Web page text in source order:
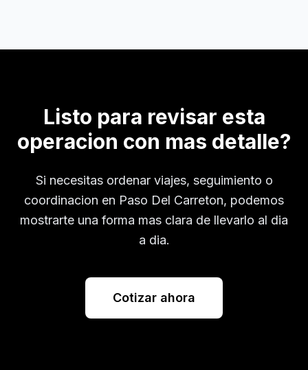
Listo para revisar esta
operacion con mas detalle?
Si necesitas ordenar viajes, seguimiento o
coordinacion en Paso Del Carreton, podemos
mostrarte una forma mas clara de llevarlo al dia
a dia.
Cotizar ahora